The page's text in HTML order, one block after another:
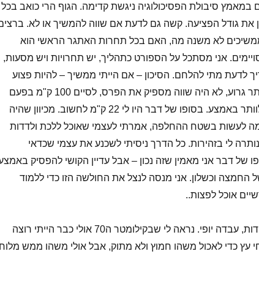
במאמץ סיבולת הפסיכולוגיה ניגשת קדימה. הגוף הרי כואב בכל
את גודל הפציעה. קשה גם לדעת אם שווה להמשיך או לא.
לא משנה מה, האם בכל תחרות האתגר הראשי הוא
אני מסתכל על הספורט כתהליך, יש תחרויות ויש מסעות,
לדעת מתי להלחם. הסיכון – אם הייתי ממשיך – להיות פצוע
כמה חודשים או אפילו יותר גרוע, לא היה שווה מספיק את הפרס, לסיים 100 ק"מ בפעם
הראשונה. עדיין, לא קל לוותר באמצע. בסופו של דבר היו לי 22 ק"מ לחשוב. מכיוון שהיה
מה לעשות בשטח ההחלפה, אמרתי לעצמי שאוכל ללכת ולדדות
לי בזהירות. כל הדרך ניסיתי לשכנע את עצמי שכדאי
של דבר אני מאמין שזה נכון – אבל עדיין הקושי להפסיק
החמצה וכשלון. אני מנסה לנצל את החולשה הזו כדי ללמוד
אוכל לפצות..
– אין תלונות מיוחדות, עבדה יופי. נראה לי שבקילומטר ה70 אולי כבר הייתי רוצה
עץ כדי לאכול משהו חמוץ ולא מתוק, אבל אולי משהו ממש מלוח